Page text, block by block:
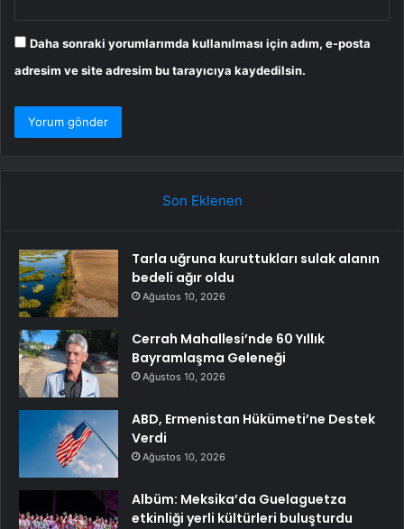
Daha sonraki yorumlarımda kullanılması için adım, e-posta
adresim ve site adresim bu tarayıcıya kaydedilsin.
Son Eklenen
Tarla uğruna kuruttukları sulak alanın
bedeli ağır oldu
Ağustos 10, 2026
Cerrah Mahallesi’nde 60 Yıllık
Bayramlaşma Geleneği
Ağustos 10, 2026
ABD, Ermenistan Hükümeti’ne Destek
Verdi
Ağustos 10, 2026
Albüm: Meksika’da Guelaguetza
etkinliği yerli kültürleri buluşturdu